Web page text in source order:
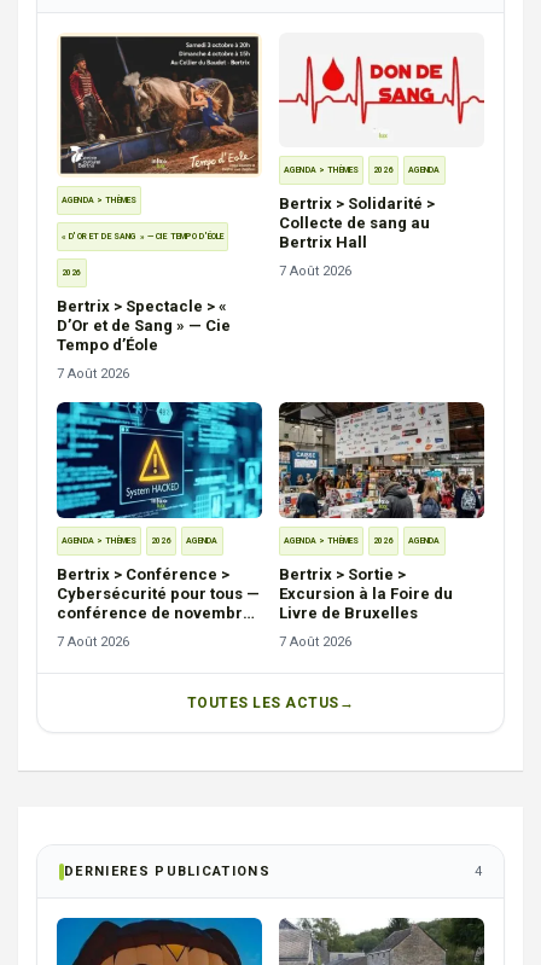
AGENDA > THÈMES
« D'OR ET DE SANG » — CIE TEMPO D'ÉOLE
2026
Bertrix > Spectacle > «
D’Or et de Sang » — Cie
Tempo d’Éole
7 Août 2026
AGENDA > THÈMES 2026 AGENDA
Bertrix > Solidarité >
Collecte de sang au
Bertrix Hall
7 Août 2026
AGENDA > THÈMES 2026 AGENDA
Bertrix > Conférence >
Cybersécurité pour tous —
conférence de novembre
2026
7 Août 2026
AGENDA > THÈMES 2026 AGENDA
Bertrix > Sortie >
Excursion à la Foire du
Livre de Bruxelles
7 Août 2026
TOUTES LES ACTUS
DERNIERES PUBLICATIONS 4